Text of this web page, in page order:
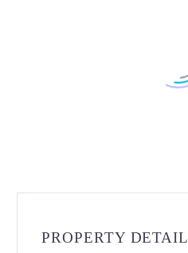
PROPERTY DETAIL